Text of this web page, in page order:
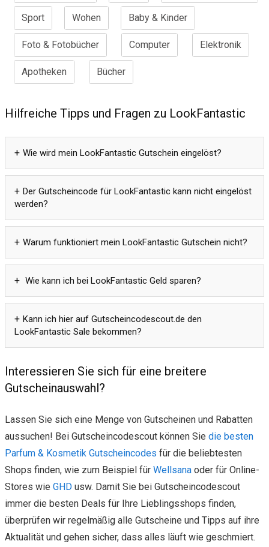
Sport Wohen Baby & Kinder
Foto & Fotobücher Computer Elektronik
Apotheken Bücher
Hilfreiche Tipps und Fragen zu LookFantastic
Wie wird mein LookFantastic Gutschein eingelöst?
Der Gutscheincode für LookFantastic kann nicht eingelöst
werden?
Warum funktioniert mein LookFantastic Gutschein nicht?
Wie kann ich bei LookFantastic Geld sparen?
Kann ich hier auf Gutscheincodescout.de den
LookFantastic Sale bekommen?
Interessieren Sie sich für eine breitere
Gutscheinauswahl?
Lassen Sie sich eine Menge von Gutscheinen und Rabatten
aussuchen! Bei Gutscheincodescout können Sie die besten
Parfum & Kosmetik Gutscheincodes für die beliebtesten
Shops finden, wie zum Beispiel für Wellsana oder für Online-
Stores wie GHD usw. Damit Sie bei Gutscheincodescout
immer die besten Deals für Ihre Lieblingsshops finden,
überprüfen wir regelmäßig alle Gutscheine und Tipps auf ihre
Aktualität und gehen sicher, dass alles läuft wie geschmiert.